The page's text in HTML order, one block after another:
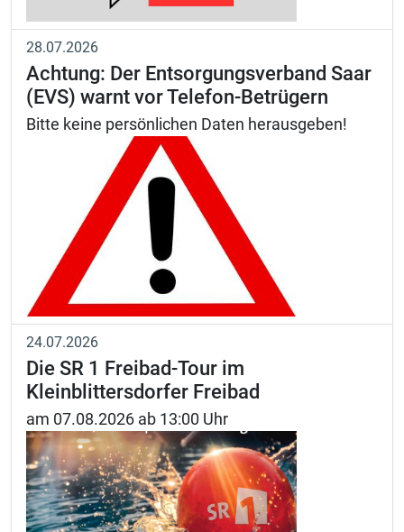
28.07.2026
Achtung: Der Entsorgungsverband Saar
(EVS) warnt vor Telefon-Betrügern
Bitte keine persönlichen Daten herausgeben!
24.07.2026
Die SR 1 Freibad-Tour im
Kleinblittersdorfer Freibad
am 07.08.2026 ab 13:00 Uhr